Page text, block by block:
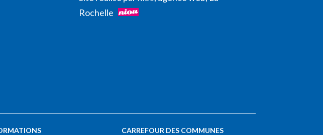
Rochelle
CARREFOUR DES COMMUNES